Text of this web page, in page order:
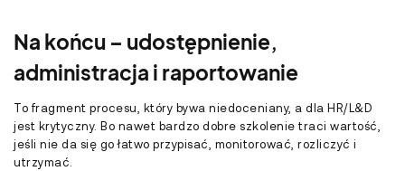
Na końcu – udostępnienie,
administracja i raportowanie
To fragment procesu, który bywa niedoceniany, a dla HR/L&D
jest krytyczny. Bo nawet bardzo dobre szkolenie traci wartość,
jeśli nie da się go łatwo przypisać, monitorować, rozliczyć i
utrzymać.